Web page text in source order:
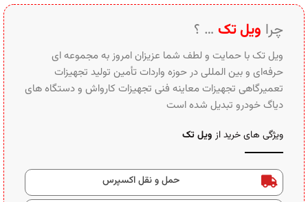
چرا ویل تک … ؟
ویل تک با حمایت و لطف شما عزیزان امروز به مجموعه ای
حرفه‌ای و بین‌ المللی در حوزه واردات تأمین تولید تجهیزات
تعمیرگاهی تجهیزات معاینه فنی تجهیزات کارواش و دستگاه های
دیاگ خودرو تبدیل شده است
ویژگی های خرید از ویل تک
حمل و نقل اکسپرس